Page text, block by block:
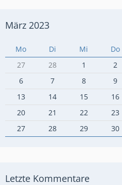
März 2023
Mo Di Mi Do
27
28 1 2
6
7 8 9
13
14 15 16
20
21 22 23
27
28 29 30
Letzte Kommentare